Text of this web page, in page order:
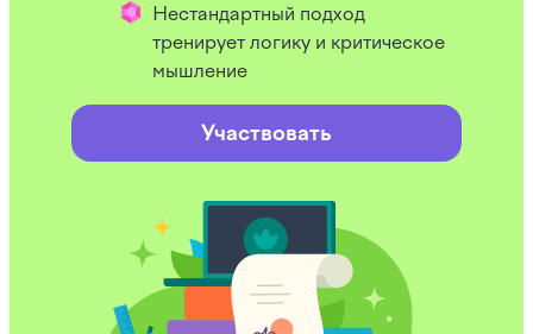
Нестандартный подход
тренирует логику и критическое
мышление
Участвовать